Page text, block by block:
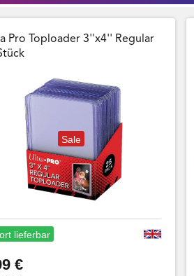
Pro Toploader 3''x4'' Regular
Sale
lieferbar
€